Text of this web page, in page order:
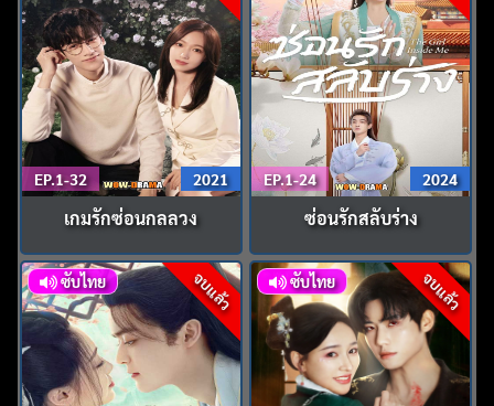
EP.1-32 2021
เกมรักซ่อนกลลวง
EP.1-24 2024
ซ่อนรักสลับร่าง
จบแล้ว
ซับไทย จบแล้ว
ซับไทย